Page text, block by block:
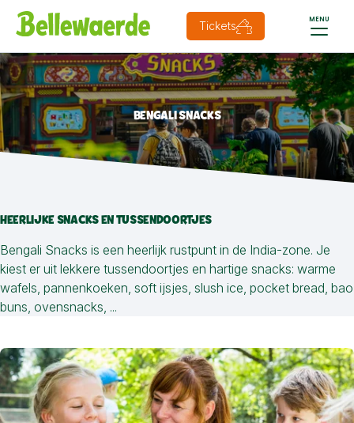
Tickets MENU
BENGALI SNACKS
HEERLIJKE SNACKS EN TUSSENDOORTJES
Bengali Snacks is een heerlijk rustpunt in de India-zone. Je
kiest er uit lekkere tussendoortjes en hartige snacks: warme
wafels, pannenkoeken, soft ijsjes, slush ice, pocket bread, bao
buns, ovensnacks, ...